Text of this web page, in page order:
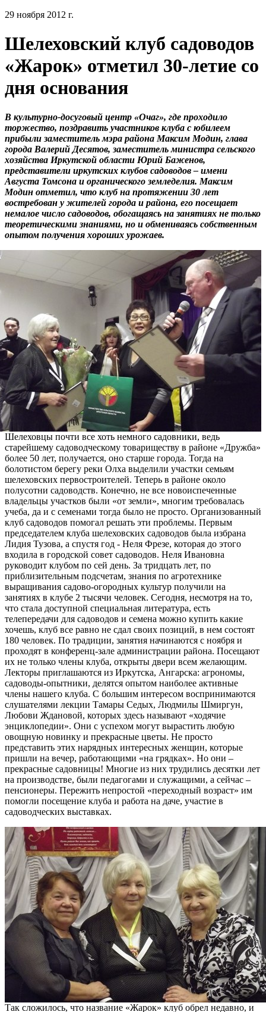
29 ноября 2012 г.
Шелеховский клуб садоводов
«Жарок» отметил 30-летие со
дня основания
В культурно-досуговый центр «Очаг», где проходило
торжество, поздравить участников клуба с юбилеем
прибыли заместитель мэра района Максим Модин, глава
города Валерий Десятов, заместитель министра сельского
хозяйства Иркутской области Юрий Баженов,
представители иркутских клубов садоводов – имени
Августа Томсона и органического земледелия. Максим
Модин отметил, что клуб на протяжении 30 лет
востребован у жителей города и района, его посещает
немалое число садоводов, обогащаясь на занятиях не только
теоретическими знаниями, но и обмениваясь собственным
опытом получения хороших урожаев.
Шелеховцы почти все хоть немного садовники, ведь
старейшему садоводческому товариществу в районе «Дружба»
более 50 лет, получается, оно старше города. Тогда на
болотистом берегу реки Олха выделили участки семьям
шелеховских первостроителей. Теперь в районе около
полусотни садоводств. Конечно, не все новоиспеченные
владельцы участков были «от земли», многим требовалась
учеба, да и с семенами тогда было не просто. Организованный
клуб садоводов помогал решать эти проблемы. Первым
председателем клуба шелеховских садоводов была избрана
Лидия Тузова, а спустя год - Неля Фрезе, которая до этого
входила в городской совет садоводов. Неля Ивановна
руководит клубом по сей день. За тридцать лет, по
приблизительным подсчетам, знания по агротехнике
выращивания садово-огородных культур получили на
занятиях в клубе 2 тысячи человек. Сегодня, несмотря на то,
что стала доступной специальная литература, есть
телепередачи для садоводов и семена можно купить какие
хочешь, клуб все равно не сдал своих позиций, в нем состоят
180 человек. По традиции, занятия начинаются с ноября и
проходят в конференц-зале администрации района. Посещают
их не только члены клуба, открыты двери всем желающим.
Лекторы приглашаются из Иркутска, Ангарска: агрономы,
садоводы-опытники, делятся опытом наиболее активные
члены нашего клуба. С большим интересом воспринимаются
слушателями лекции Тамары Седых, Людмилы Шмиргун,
Любови Ждановой, которых здесь называют «ходячие
энциклопедии». Они с успехом могут вырастить любую
овощную новинку и прекрасные цветы. Не просто
представить этих нарядных интересных женщин, которые
пришли на вечер, работающими «на грядках». Но они –
прекрасные садовницы! Многие из них трудились десятки лет
на производстве, были педагогами и служащими, а сейчас –
пенсионеры. Пережить непростой «переходный возраст» им
помогли посещение клуба и работа на даче, участие в
садоводческих выставках.
Так сложилось, что название «Жарок» клуб обрел недавно, и